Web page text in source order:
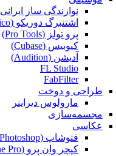
نوازندگی ساز ایرانی
اشتنبرگ دوریکو (Steinberg Dorico)
پرو تولز (Pro Tools)
کیوبیس (Cubase‎)
آدیشن (Audition)
FL Studio
FabFilter
طراحی و دوخت
مارولوس دیزاینر
مجسمه‌سازی‌
عکاسی
فتوشاپ (Adobe Photoshop)
کپچر وان پرو (Capture One Pro)